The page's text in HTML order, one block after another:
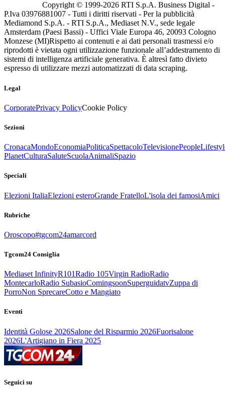
Copyright © 1999-2026 RTI S.p.A. Business Digital -
P.Iva 03976881007 - Tutti i diritti riservati - Per la pubblicità
Mediamond S.p.A. - RTI S.p.A., Mediaset N.V., sede legale
Amsterdam (Paesi Bassi) - Uffici Viale Europa 46, 20093 Cologno
Monzese (MI)Rispetto ai contenuti e ai dati personali trasmessi e/o
riprodotti è vietata ogni utilizzazione funzionale all’addestramento di
sistemi di intelligenza artificiale generativa. È altresì fatto divieto
espresso di utilizzare mezzi automatizzati di data scraping.
Legal
CorporatePrivacy PolicyCookie Policy
Sezioni
CronacaMondoEconomiaPoliticaSpettacoloTelevisionePeople
PlanetCulturaSaluteScuolaAnimaliSpazio
Speciali
Elezioni ItaliaElezioni esteroGrande FratelloL'isola dei famosiAmici
Rubriche
Oroscopo#tgcom24amarcord
Tgcom24 Consiglia
Mediaset InfinityR101Radio 105Virgin RadioRadio
MontecarloRadio SubasioComingsoonSuperguidatvZuppa di
PorroNon SprecareCotto e Mangiato
Eventi
Identità Golose 2026Salone del Risparmio 2026Fuorisalone
2026L'Artigiano in Fiera 2025
Seguici su